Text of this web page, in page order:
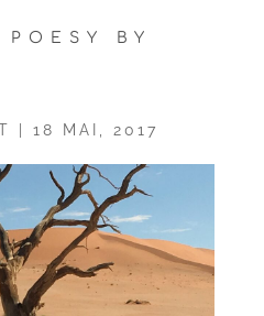
BY
18 MAI, 2017